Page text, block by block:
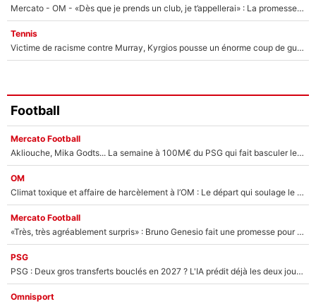
Mercato - OM - «Dès que je prends un club, je t’appellerai» : La promesse de Marcelino au moment de claquer la porte
Tennis
Victime de racisme contre Murray, Kyrgios pousse un énorme coup de gueule !
Football
Mercato Football
Akliouche, Mika Godts... La semaine à 100M€ du PSG qui fait basculer le mercato du PSG !
OM
Climat toxique et affaire de harcèlement à l’OM : Le départ qui soulage le vestiaire de Bruno Genesio
Mercato Football
«Très, très agréablement surpris» : Bruno Genesio fait une promesse pour la suite du mercato de l’OM et rassure les supporters
PSG
PSG : Deux gros transferts bouclés en 2027 ? L'IA prédit déjà les deux joueurs qui pourraient rejoindre Luis Enrique !
Omnisport